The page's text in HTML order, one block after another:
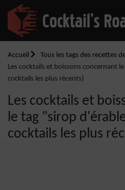
Accueil
Tous les tags des recettes
Les cocktails et boissons concernant
cocktails les plus récents)
Les cocktails et
le tag "sirop
cocktails les plus